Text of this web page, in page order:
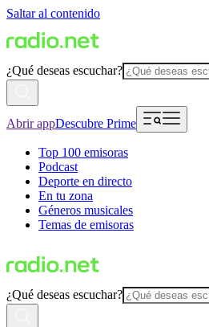
Saltar al contenido
¿Qué deseas escuchar?
Abrir appDescubre Prime
Top 100 emisoras
Podcast
Deporte en directo
En tu zona
Géneros musicales
Temas de emisoras
¿Qué deseas escuchar?